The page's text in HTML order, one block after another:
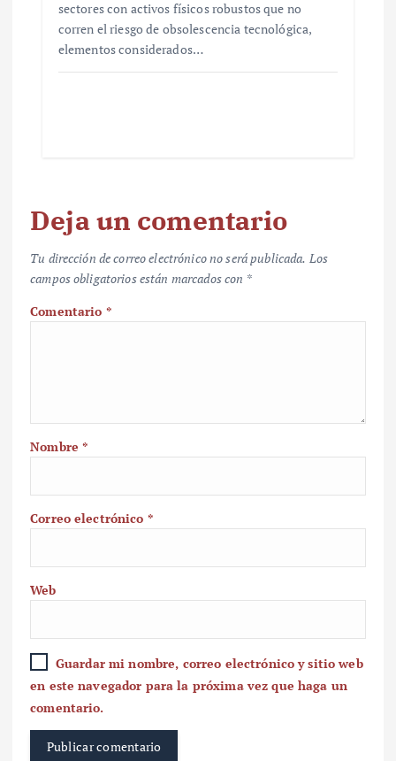
sectores con activos físicos robustos que no
corren el riesgo de obsolescencia tecnológica,
elementos considerados…
Deja un comentario
Tu dirección de correo electrónico no será publicada. Los
campos obligatorios están marcados con *
Comentario *
Nombre*
Correo electrónico *
Web
Guardar mi nombre, correo electrónico y sitio web
en este navegador para la próxima vez que haga un
comentario.